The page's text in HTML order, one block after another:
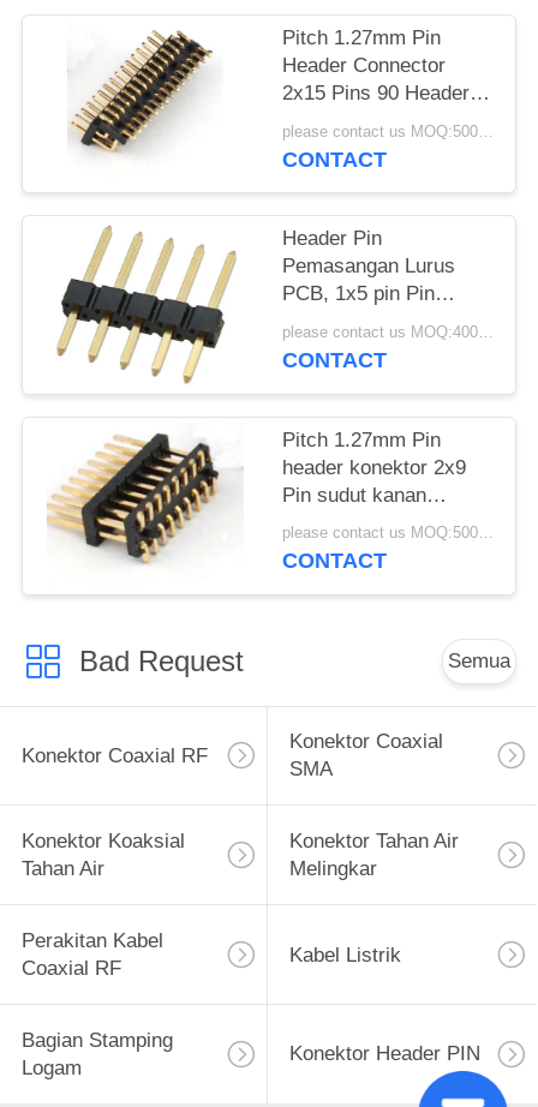
Pitch 1.27mm Pin
Header Connector
2x15 Pins 90 Header
Pins
please contact us MOQ:5000 pcs
CONTACT
Header Pin
Pemasangan Lurus
PCB, 1x5 pin Pin
2.54mm Header Pin
please contact us MOQ:4000PCS
CONTACT
Pitch 1.27mm Pin
header konektor 2x9
Pin sudut kanan
Pemasangan SMT PCBplease contact us MOQ:5000 pcs
CONTACT
Bad Request Semua
Konektor Coaxial RF
Konektor Coaxial
SMA
Konektor Koaksial
Tahan Air
Konektor Tahan Air
Melingkar
Perakitan Kabel
Coaxial RF
Kabel Listrik
Bagian Stamping
Logam
Konektor Header PIN